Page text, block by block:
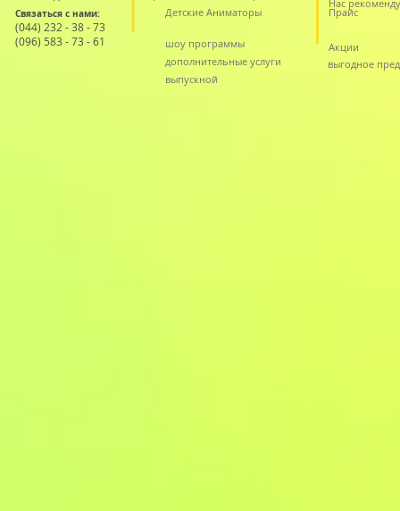
выгодное
Связаться с нами:
(044) 232 - 38 - 73
(096) 583 - 73 - 61
Детские Аниматоры
шоу программы
дополнительные услуги
Нас
Прайс
Акции
выпускной